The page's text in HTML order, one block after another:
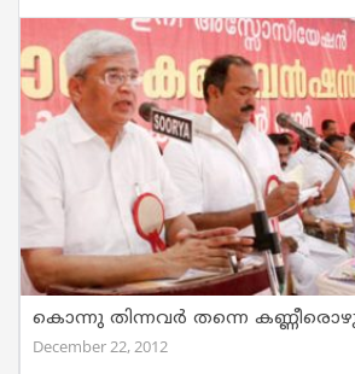
കൊന്നു തിന്നവര്‍ തന്നെ
December 22, 2012